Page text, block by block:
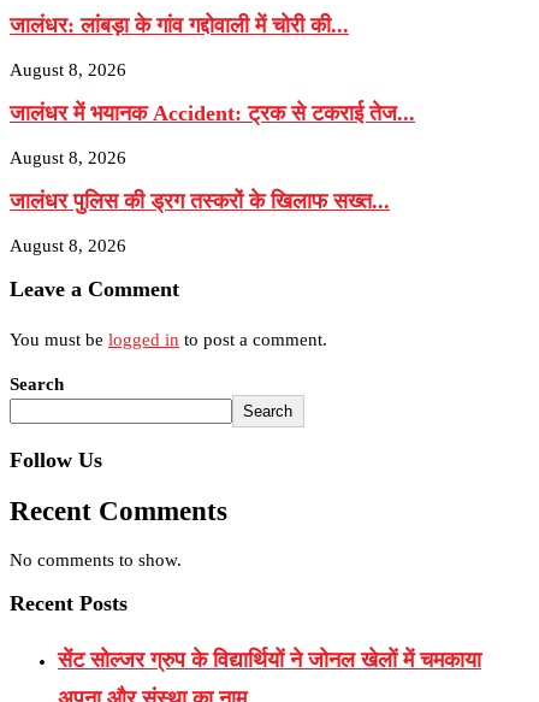
जालंधर: लांबड़ा के गांव गद्दोवाली में चोरी की...
August 8, 2026
जालंधर में भयानक Accident: ट्रक से टकराई तेज...
August 8, 2026
जालंधर पुलिस की ड्रग तस्करों के खिलाफ सख्त...
August 8, 2026
Leave a Comment
You must be logged in to post a comment.
Search
Search
Follow Us
Recent Comments
No comments to show.
Recent Posts
सेंट सोल्जर ग्रुप के विद्यार्थियों ने जोनल खेलों में चमकाया